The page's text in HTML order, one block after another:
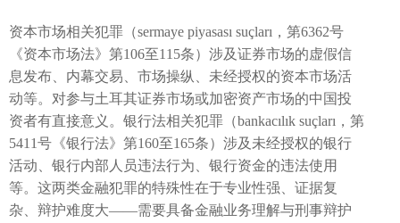
资本市场相关犯罪（sermaye piyasası suçları，第6362号
《资本市场法》第106至115条）涉及证券市场的虚假信
息发布、内幕交易、市场操纵、未经授权的资本市场活
动等。对参与土耳其证券市场或加密资产市场的中国投
资者有直接意义。银行法相关犯罪（bankacılık suçları，第
5411号《银行法》第160至165条）涉及未经授权的银行
活动、银行内部人员违法行为、银行资金的违法使用
等。这两类金融犯罪的特殊性在于专业性强、证据复
杂、辩护难度大——需要具备金融业务理解与刑事辩护